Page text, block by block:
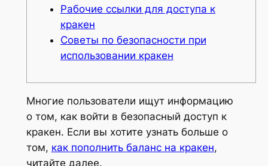
Рабочие ссылки для доступа к
кракен
Советы по безопасности при
использовании кракен
Многие пользователи ищут информацию
о том, как войти в безопасный доступ к
кракен. Если вы хотите узнать больше о
том, как пополнить баланс на кракен,
читайте далее.